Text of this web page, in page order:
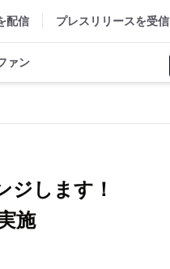
配信 プレスリリースを受信
ァン
ジします！
施